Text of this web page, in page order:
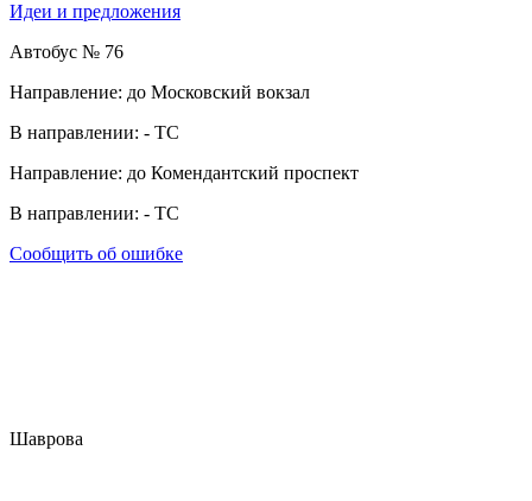
Идеи и предложения
Автобус № 76
Направление: до Московский вокзал
В направлении: - ТС
Направление: до Комендантский проспект
В направлении: - ТС
Сообщить об ошибке
Шаврова